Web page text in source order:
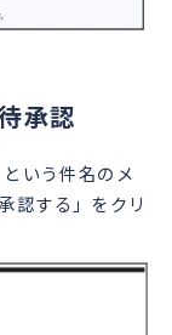
承認
いう件名のメ
認する」をクリ